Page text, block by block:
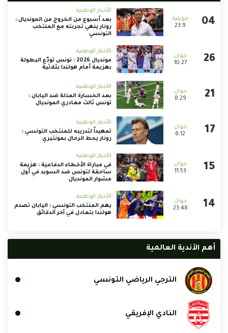
23:9
الأخبار الوطنية
بعد أسبوع من الخروج من المونديال :
رونار ينهي تجربته مع المنتخب
التونسي
10:27
الأخبار الوطنية
مونديال 2026 : تونس تودّع البطولة
بهزيمة أمام هولندا بثلاثية
8:29
الأخبار الوطنية
بعد الخسارة المذلة ضد اليابان :
تونس ثالث مغادري المونديال
6:12
الأخبار الوطنية
تمهيداً لتدريبه للمنتخب التونسي :
رونار يحط الرحال بمونتيري
11:53
الأخبار الوطنية
في مباراة الأخطاء الدفاعية : هزيمة
ساحقة لتونس ضد السويد في أول
مشوار المونديال
23:48
الأخبار الوطنية
يهم المنتخب التونسي : اليابان تصدم
هولندا بتعادل في آخر الدقائق
أهم الأندية العالمية
الترجي الرياضي التونسي
النادي الإفريقي